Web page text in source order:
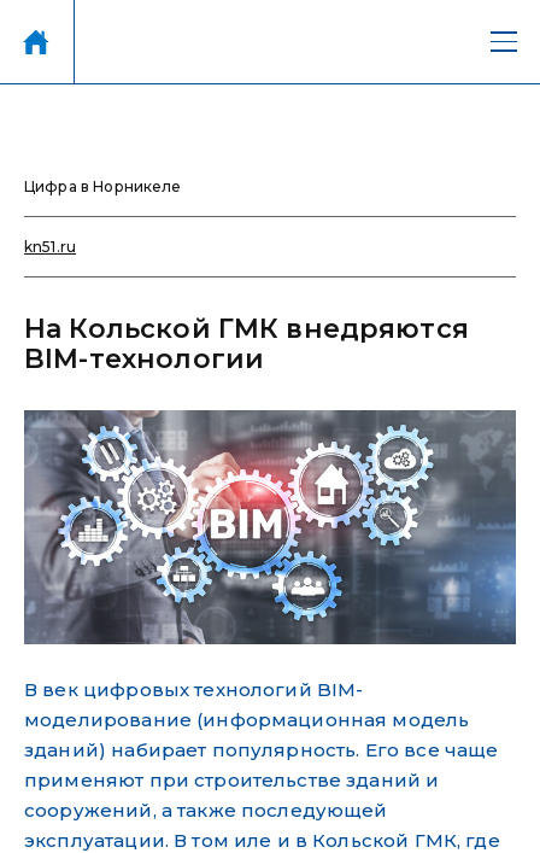
Цифра в Норникеле
kn51.ru
На Кольской ГМК внедряются
BIM-технологии
В век цифровых технологий BIM-
моделирование (информационная модель
зданий) набирает популярность. Его все чаще
применяют при строительстве зданий и
сооружений, а также последующей
эксплуатации. В том иле и в Кольской ГМК, где